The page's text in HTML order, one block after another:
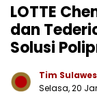
LOTTE
dan
Solusi
Tim
Selasa, 20